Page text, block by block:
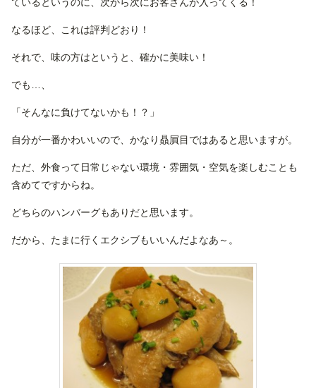
なるほど、これは評判どおり！
それで、味の方はというと、確かに美味い！
でも…、
「そんなに負けてないかも！？」
自分が一番かわいいので、かなり贔屓目ではあると思いますが。
ただ、外食って日常じゃない環境・雰囲気・空気を楽しむことも
含めてですからね。
どちらのハンバーグもありだと思います。
だから、たまに行くエクシブもいいんだよなあ～。